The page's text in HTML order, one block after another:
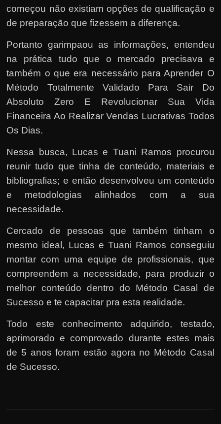
começou não existiam opções de qualificação e
de preparação que fizessem a diferença.
Portanto garimpaou as informações, entendeu
na prática tudo que o mercado precisava e
também o que era necessário para Aprender O
Método Totalmente Validado Para Sair Do
Absoluto Zero E Revolucionar Sua Vida
Financeira Ao Realizar Vendas Lucrativas Todos
Os Dias.
Nessa busca, Lucas e Tuani Ramos procurou
reunir tudo que tinha de conteúdo, materiais e
bibliografias; e então desenvolveu um conteúdo
e metodologias alinhados com a sua
necessidade.
Cercado de pessoas que também tinham o
mesmo ideal, Lucas e Tuani Ramos conseguiu
montar com uma equipe de profissionais, que
compreendem a necessidade, para produzir o
melhor conteúdo dentro do Método Casal de
Sucesso e te capacitar pra esta realidade.
Todo este conhecimento adquirido, testado,
aprimorado e comprovado durante estes mais
de 5 anos foram estão agora no Método Casal
de Sucesso.